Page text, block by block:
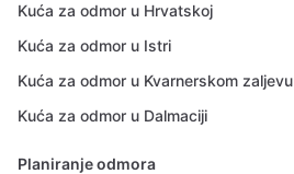
Kuća za odmor u Hrvatskoj
Kuća za odmor u Istri
Kuća za odmor u Kvarnerskom zaljevu
Kuća za odmor u Dalmaciji
Planiranje odmora